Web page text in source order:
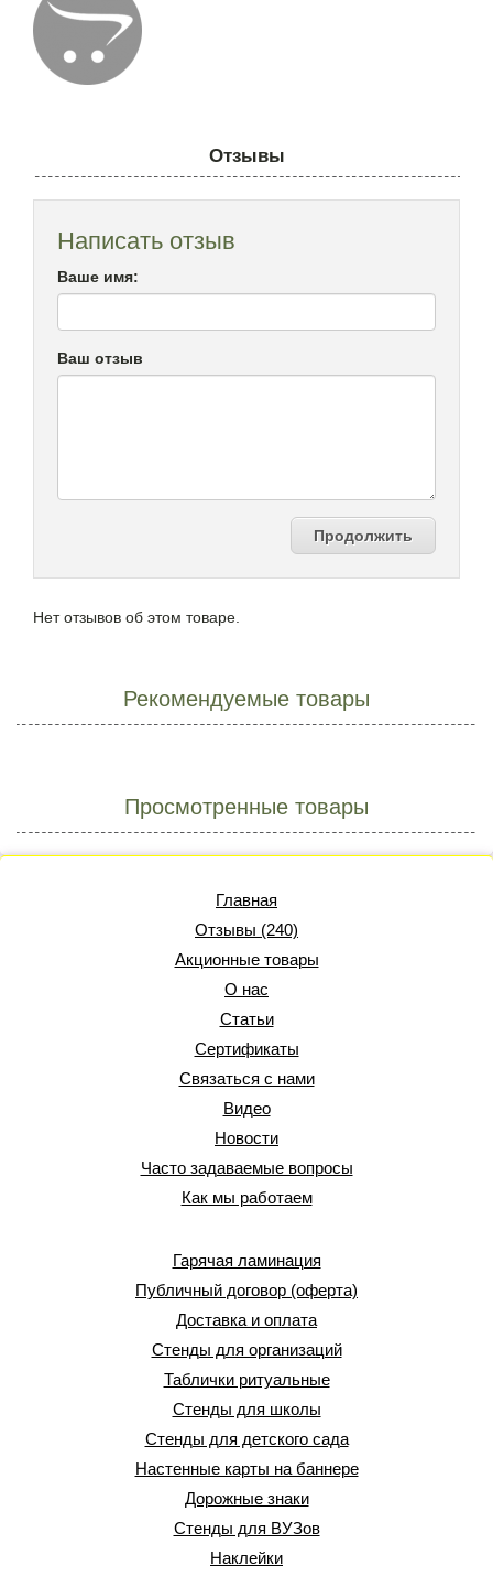
Отзывы
Написать отзыв
Ваше имя:
Ваш отзыв
Продолжить
Нет отзывов об этом товаре.
Рекомендуемые товары
Просмотренные товары
Главная
Отзывы (240)
Акционные товары
О нас
Статьи
Сертификаты
Связаться с нами
Видео
Новости
Часто задаваемые вопросы
Как мы работаем
Гарячая ламинация
Публичный договор (оферта)
Доставка и оплата
Стенды для организаций
Таблички ритуальные
Стенды для школы
Стенды для детского сада
Настенные карты на баннере
Дорожные знаки
Стенды для ВУЗов
Наклейки